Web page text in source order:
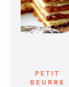
PETIT
BEURRE